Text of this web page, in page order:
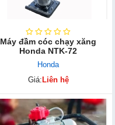
Máy đầm cóc chạy xăng
Honda NTK-72
Honda
Giá: Liên hệ